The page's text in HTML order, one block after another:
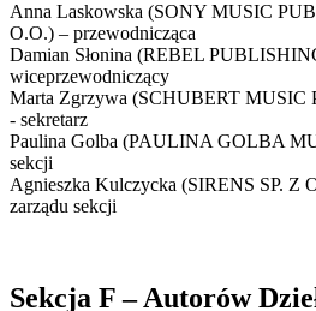
Anna Laskowska (SONY MUSIC
O.O.) – przewodnicząca
Damian Słonina (REBEL
wiceprzewodniczący
Marta Zgrzywa (SCHUBERT MUSIC
- sekretarz
Paulina Golba (PAULINA GOLBA
sekcji
Agnieszka Kulczycka (SIRENS SP. Z
zarządu sekcji
Sekcja F – Autorów